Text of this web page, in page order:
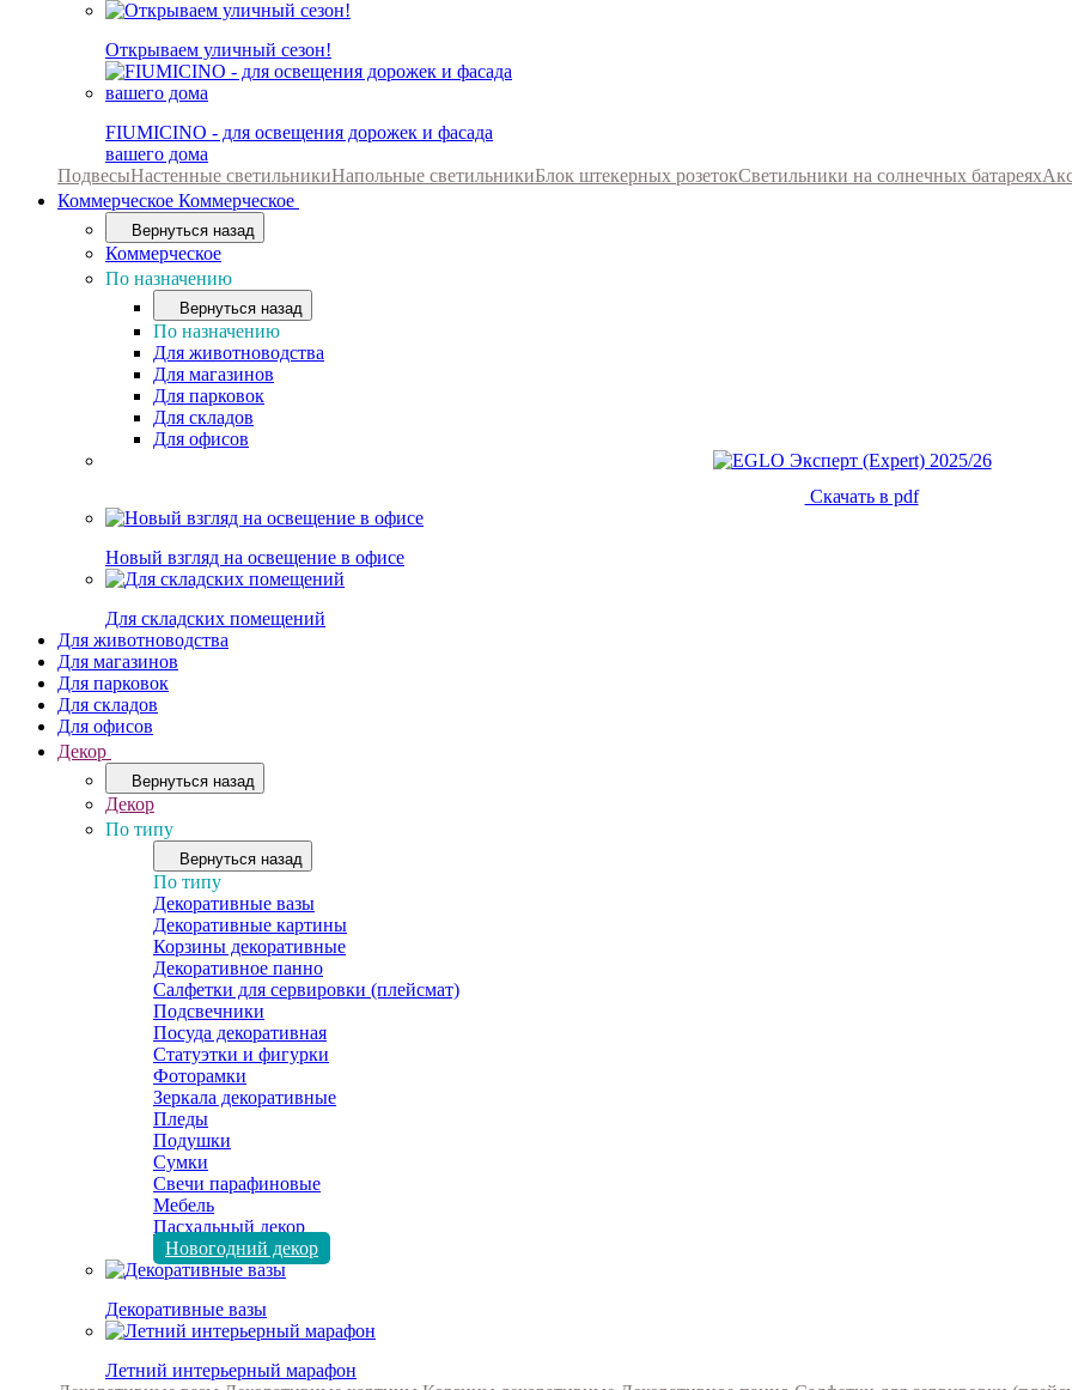
Открываем уличный сезон!
FIUMICINO - для освещения дорожек и фасада
вашего дома
ПодвесыНастенные светильникиНапольные светильникиБлок штекерных розетокСветильники на солнечных батареях
Коммерческое Коммерческое
Вернуться назад
Коммерческое
По назначению
Вернуться назад
По назначению
Для животноводства
Для магазинов
Для парковок
Для складов
Для офисов
Скачать в pdf
Новый взгляд на освещение в офисе
Для складских помещений
Для животноводства
Для магазинов
Для парковок
Для складов
Для офисов
Декор
Вернуться назад
Декор
По типу
Вернуться назад
По типу
Декоративные вазы
Декоративные картины
Корзины декоративные
Декоративное панно
Салфетки для сервировки (плейсмат)
Подсвечники
Посуда декоративная
Статуэтки и фигурки
Фоторамки
Зеркала декоративные
Пледы
Подушки
Сумки
Свечи парафиновые
Мебель
Пасхальный декор
Новогодний декор
Декоративные вазы
Летний интерьерный марафон